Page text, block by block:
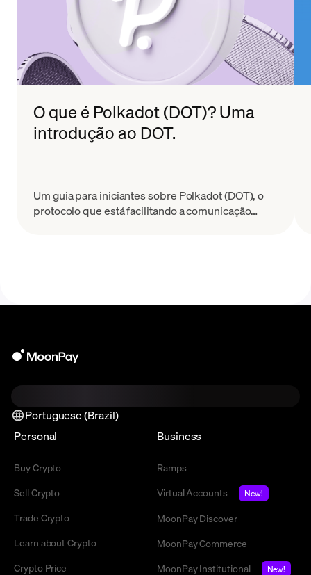
O que é Polkadot (DOT)? Uma
introdução ao DOT.
Um guia para iniciantes sobre Polkadot (DOT), o
protocolo que está facilitando a comunicação
Portuguese (Brazil)
Personal
Buy Crypto
Sell Crypto
Trade Crypto
Learn about Crypto
Crypto Price
Business
Ramps
Virtual Accounts
New!
MoonPay Discover
MoonPay Commerce
MoonPay Institutional
New!